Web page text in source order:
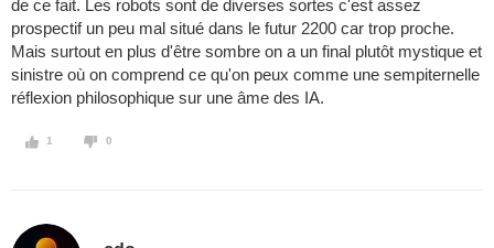
de ce fait. Les robots sont de diverses sortes c'est assez
prospectif un peu mal situé dans le futur 2200 car trop proche.
Mais surtout en plus d'être sombre on a un final plutôt mystique et
sinistre où on comprend ce qu'on peux comme une sempiternelle
réflexion philosophique sur une âme des IA.
1 0